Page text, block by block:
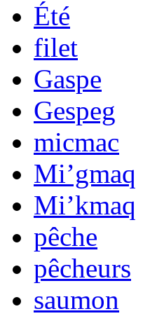
Été
filet
Gaspe
Gespeg
micmac
Mi’gmaq
Mi’kmaq
pêche
pêcheurs
saumon